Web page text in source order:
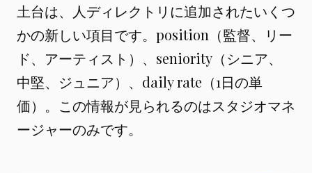
土台は、人ディレクトリに追加されたいくつ
かの新しい項目です。position（監督、リー
ド、アーティスト）、seniority（シニア、
中堅、ジュニア）、daily rate（1日の単
価）。この情報が見られるのはスタジオマネ
ージャーのみです。